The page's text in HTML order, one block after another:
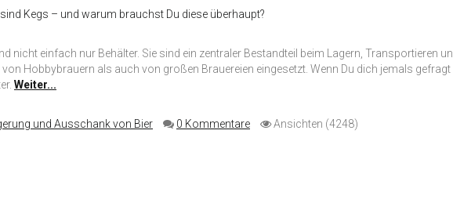
nicht einfach nur Behälter. Sie sind ein zentraler Bestandteil beim Lagern, Transportieren
Hobbybrauern als auch von großen Brauereien eingesetzt. Wenn Du dich jemals
Weiter...
und Ausschank von Bier 0 Kommentare Ansichten (4248)